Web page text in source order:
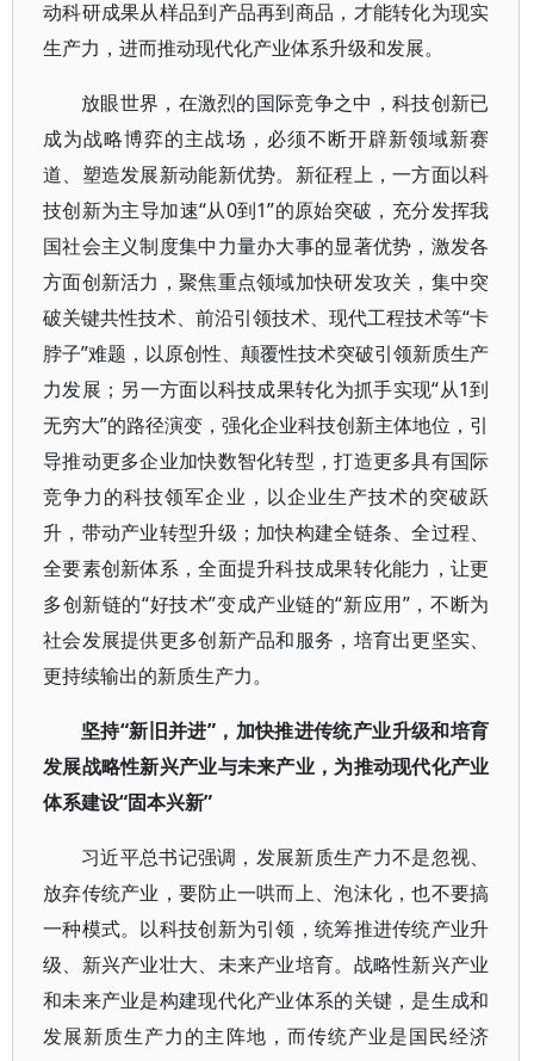
动科研成果从样品到产品再到商品，才能转化为现实
生产力，进而推动现代化产业体系升级和发展。
放眼世界，在激烈的国际竞争之中，科技创新已
成为战略博弈的主战场，必须不断开辟新领域新赛
道、塑造发展新动能新优势。新征程上，一方面以科
技创新为主导加速“从0到1”的原始突破，充分发挥我
国社会主义制度集中力量办大事的显著优势，激发各
方面创新活力，聚焦重点领域加快研发攻关，集中突
破关键共性技术、前沿引领技术、现代工程技术等“卡
脖子”难题，以原创性、颠覆性技术突破引领新质生产
力发展；另一方面以科技成果转化为抓手实现“从1到
无穷大”的路径演变，强化企业科技创新主体地位，引
导推动更多企业加快数智化转型，打造更多具有国际
竞争力的科技领军企业，以企业生产技术的突破跃
升，带动产业转型升级；加快构建全链条、全过程、
全要素创新体系，全面提升科技成果转化能力，让更
多创新链的“好技术”变成产业链的“新应用”，不断为
社会发展提供更多创新产品和服务，培育出更坚实、
更持续输出的新质生产力。
坚持“新旧并进”，加快推进传统产业升级和培育
发展战略性新兴产业与未来产业，为推动现代化产业
体系建设“固本兴新”
习近平总书记强调，发展新质生产力不是忽视、
放弃传统产业，要防止一哄而上、泡沫化，也不要搞
一种模式。以科技创新为引领，统筹推进传统产业升
级、新兴产业壮大、未来产业培育。战略性新兴产业
和未来产业是构建现代化产业体系的关键，是生成和
发展新质生产力的主阵地，而传统产业是国民经济